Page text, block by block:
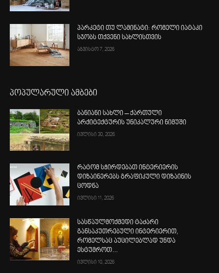
პარკეტი თუ ლამინატი: რომელი იატაკი
სჯობს თქვენი სახლისთვის
აგვისტო 7, 2026
პოპულარული ამბები
ბანიანი სახლი – ქართული
არქიტექტურის უნიკალური ნიმუში
ივლისი 30, 2026
რატომ სჭირდებათ ინტერიერის
დიზაინერებს გრაფიკული დიზაინის
ცოდნა
ივლისი 11, 2026
სასწაულმოქმედი ტაძარი
განსაკუთრებული ინტერიერით,
რომელსაც აუცილებლად უნდა
ესტუმროთ…
ივლისი 10, 2026